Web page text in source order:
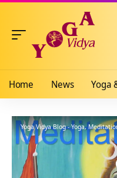
Home News Yoga
Yoga Vidya Blog - Yoga,